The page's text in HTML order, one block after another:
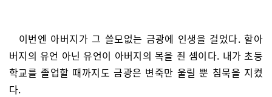
이번엔 아버지가 그 쓸모없는 금광에 인생을 걸었다. 할아
버지의 유언 아닌 유언이 아버지의 목을 죈 셈이다. 내가 초등
학교를 졸업할 때까지도 금광은 변죽만 울릴 뿐 침묵을 지켰
다.